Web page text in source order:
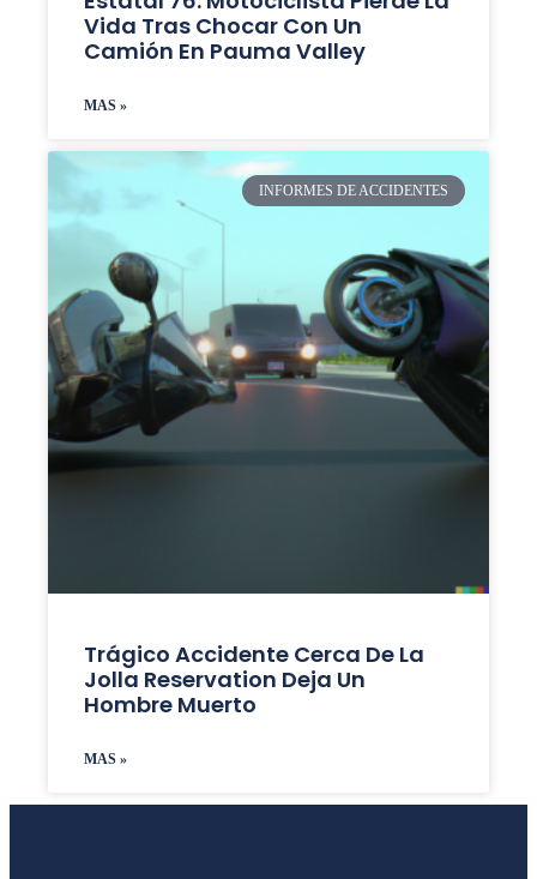
Vida Tras Chocar Con Un
Camión En Pauma Valley
MAS »
INFORMES DE ACCIDENTES
Trágico Accidente Cerca De La
Jolla Reservation Deja Un
Hombre Muerto
MAS »